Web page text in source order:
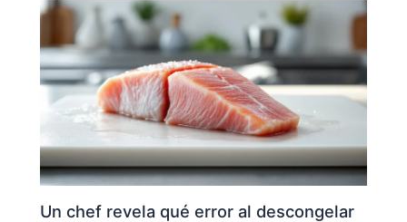
Un chef revela qué error al descongelar